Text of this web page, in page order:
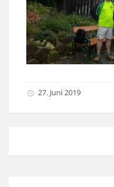
27. Juni 2019